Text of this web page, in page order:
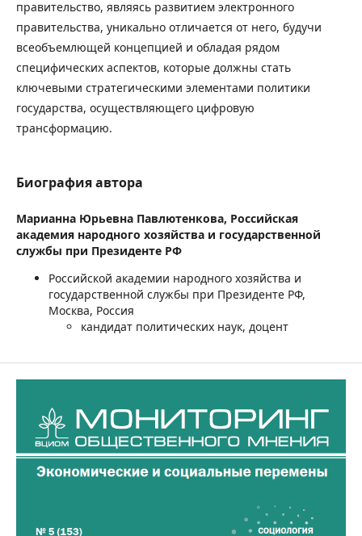
правительство, являясь развитием электронного
правительства, уникально отличается от него, будучи
всеобъемлющей концепцией и обладая рядом
специфических аспектов, которые должны стать
ключевыми стратегическими элементами политики
государства, осуществляющего цифровую
трансформацию.
Биография автора
Марианна Юрьевна Павлютенкова, Российская
академия народного хозяйства и государственной
службы при Президенте РФ
Российской академии народного хозяйства и
государственной службы при Президенте РФ,
Москва, Россия
кандидат политических наук, доцент